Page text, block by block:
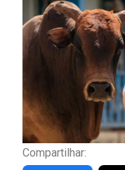
Compartilhar: